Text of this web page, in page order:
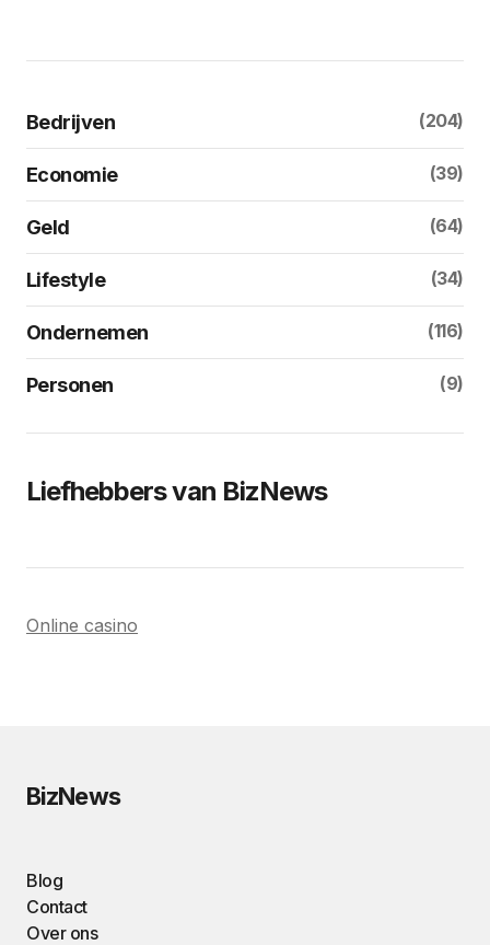
Bedrijven (204)
Economie (39)
Geld (64)
Lifestyle (34)
Ondernemen (116)
Personen (9)
Liefhebbers van BizNews
Online casino
BizNews
Blog
Contact
Over ons